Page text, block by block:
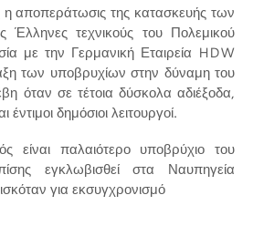
η αποπεράτωσις της κατασκευής των
τεχνικούς του Πολεμικού
με την Γερμανική Εταιρεία HDW
των υποβρυχίων στην δύναμη του
όταν σε τέτοια δύσκολα αδιέξοδα,
έντιμοι δημόσιοι λειτουργοί.
είναι παλαιότερο υποβρύχιο του
εγκλωβισθεί στα Ναυπηγεία
για εκσυγχρονισμό